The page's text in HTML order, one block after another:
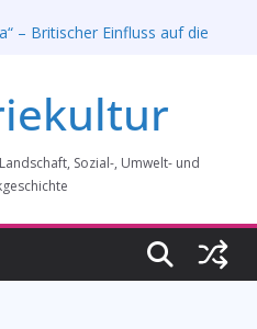
– Britischer Einfluss auf die
Demo am 1. August 2026
(1.5.1946-16.6.2026)
1860 -1945:
vom 28. Mai 2026 bis 31.
der Tagung des
in Augsburg 11/26
Sozial-, Umwelt- und